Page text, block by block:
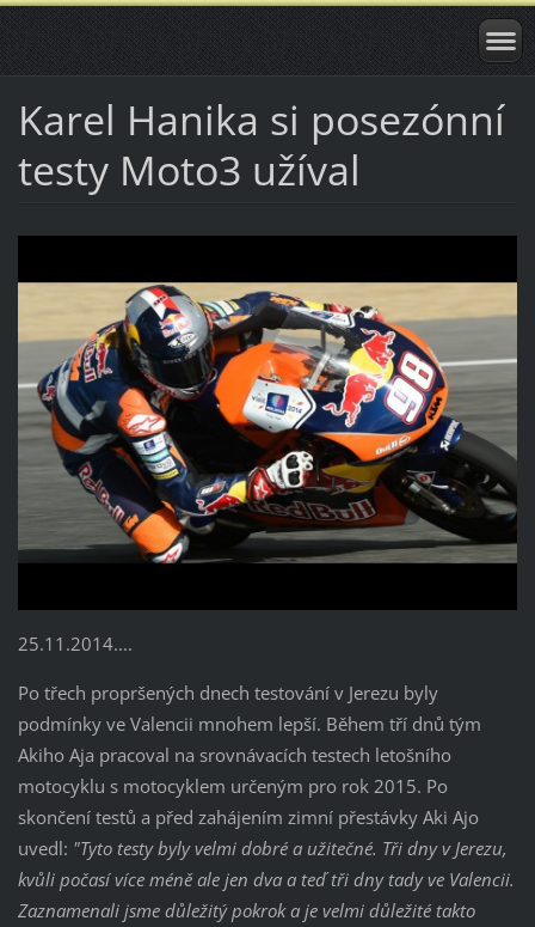
Karel Hanika si posezónní
testy Moto3 užíval
25.11.2014....
Po třech propršených dnech testování v Jerezu byly
podmínky ve Valencii mnohem lepší. Během tří dnů tým
Akiho Aja pracoval na srovnávacích testech letošního
motocyklu s motocyklem určeným pro rok 2015. Po
skončení testů a před zahájením zimní přestávky Aki Ajo
uvedl: "Tyto testy byly velmi dobré a užitečné. Tři dny v Jerezu,
kvůli počasí více méně ale jen dva a teď tři dny tady ve Valencii.
Zaznamenali jsme důležitý pokrok a je velmi důležité takto